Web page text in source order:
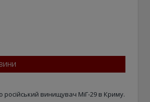
російський винищувач МіГ-29 в Криму.